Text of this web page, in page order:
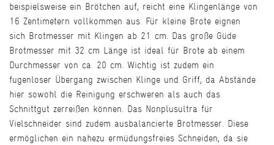
beispielsweise ein Brötchen auf, reicht eine Klingenlänge von
16 Zentimetern vollkommen aus. Für kleine Brote eignen
sich Brotmesser mit Klingen ab 21 cm. Das große Güde
Brotmesser mit 32 cm Länge ist ideal für Brote ab einem
Durchmesser von ca. 20 cm. Wichtig ist zudem ein
fugenloser Übergang zwischen Klinge und Griff, da Abstände
hier sowohl die Reinigung erschweren als auch das
Schnittgut zerreißen können. Das Nonplusultra für
Vielschneider sind zudem ausbalancierte Brotmesser. Diese
ermöglichen ein nahezu ermüdungsfreies Schneiden, da sie